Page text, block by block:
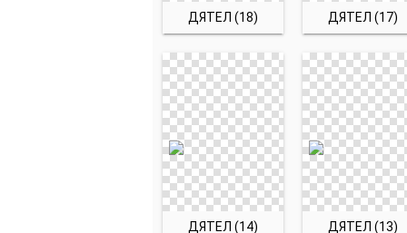
ДЯТЕЛ (18) ДЯТЕЛ (17)
ДЯТЕЛ (14) ДЯТЕЛ (13)